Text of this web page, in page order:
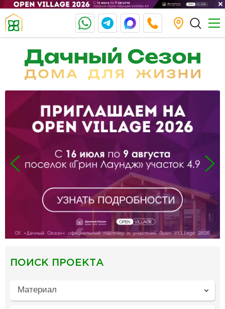
ПОИСК ПРОЕКТА
Материал